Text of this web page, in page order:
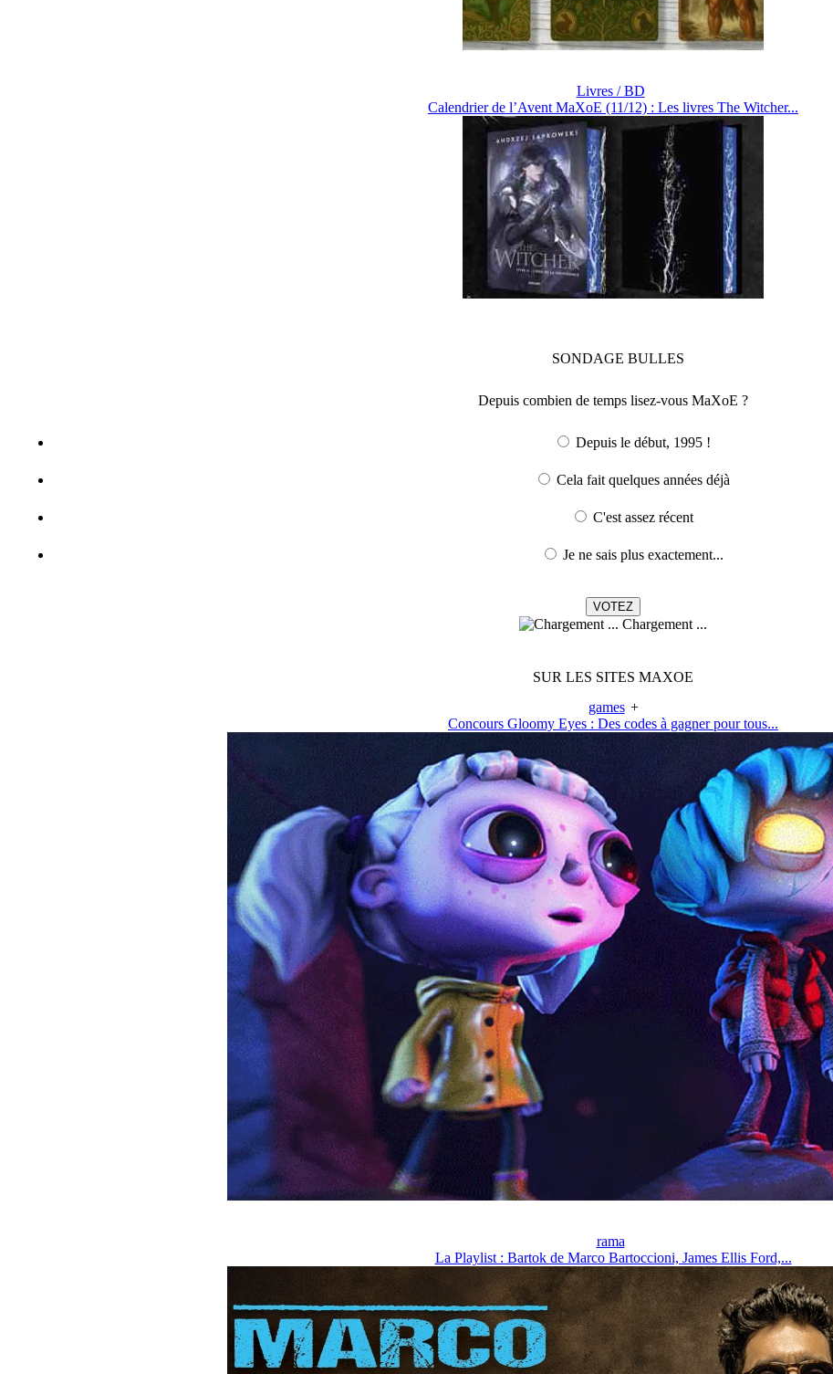
Livres / BD
Calendrier de l’Avent MaXoE (11/12) : Les livres The Witcher...
SONDAGE BULLES
Depuis combien de temps lisez-vous MaXoE ?
Depuis le début, 1995 !
Cela fait quelques années déjà
C'est assez récent
Je ne sais plus exactement...
Chargement ...
SUR LES SITES MAXOE
games +
Concours Gloomy Eyes : Des codes à gagner pour tous...
rama
La Playlist : Bartok de Marco Bartoccioni, James Ellis Ford,...